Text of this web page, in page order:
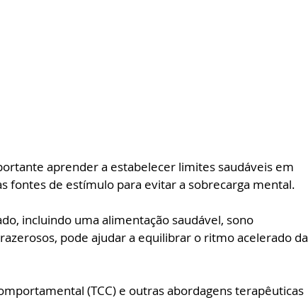
aprender a estabelecer limites saudáveis em
fontes de estímulo para evitar a sobrecarga mental.
incluindo uma alimentação saudável, sono
pode ajudar a equilibrar o ritmo acelerado da
(TCC) e outras abordagens terapêuticas